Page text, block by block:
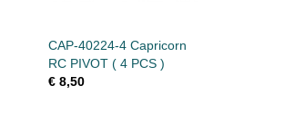
CAP-40224-4 Capricorn
RC PIVOT ( 4 PCS )
€ 8,50